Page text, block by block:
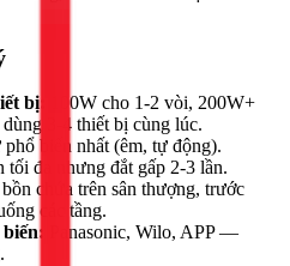
bị:
100W cho 1-2 vòi, 200W+
3-4 thiết bị cùng lúc.
biến nhất (êm, tự động).
tối đa nhưng đắt gấp 2-3 lần.
chứa trên sân thượng, trước
các tầng.
Panasonic, Wilo, APP —